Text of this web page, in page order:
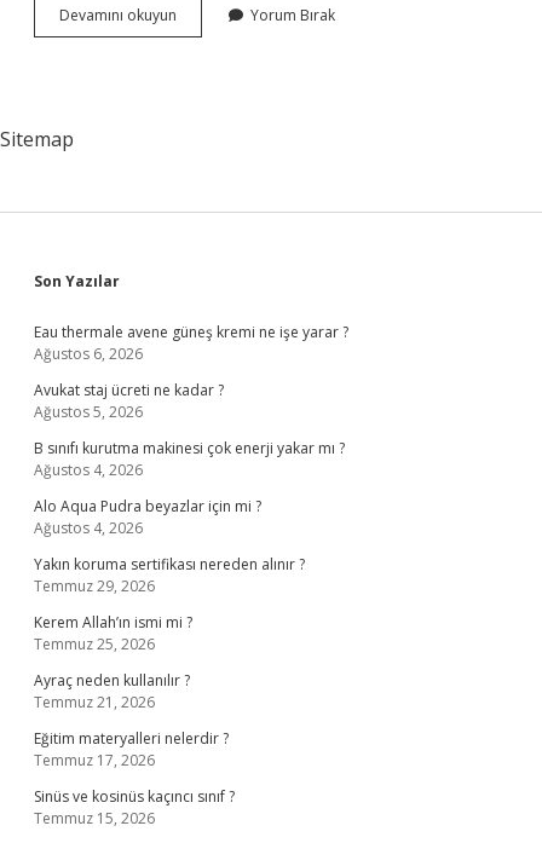
Devamını okuyun
Evi
Yorum Bırak
Sitemap
Sidebar
Son Yazılar
Eau thermale avene güneş kremi ne işe yarar ?
Ağustos 6, 2026
Avukat staj ücreti ne kadar ?
Ağustos 5, 2026
B sınıfı kurutma makinesi çok enerji yakar mı ?
Ağustos 4, 2026
Alo Aqua Pudra beyazlar için mi ?
Ağustos 4, 2026
Yakın koruma sertifikası nereden alınır ?
Temmuz 29, 2026
Kerem Allah’ın ismi mi ?
Temmuz 25, 2026
Ayraç neden kullanılır ?
Temmuz 21, 2026
Eğitim materyalleri nelerdir ?
Temmuz 17, 2026
Sinüs ve kosinüs kaçıncı sınıf ?
Temmuz 15, 2026